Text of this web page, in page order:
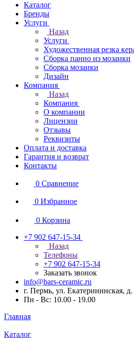
Каталог
Бренды
Услуги
Назад
Услуги
Художественная резка
Сборка панно из мозаики
Сборка мозаики
Дизайн
Компания
Назад
Компания
О компании
Лицензии
Отзывы
Реквизиты
Оплата и доставка
Гарантия и возврат
Контакты
0 Сравнение
0 Избранное
0 Корзина
+7 902 647-15-34
Назад
Телефоны
+7 902 647-15-34
Заказать звонок
info@bars-ceramic.ru
г. Пермь, ул. Екатерининская, д.
Пн - Вс: 10.00 - 19.00
Главная
Каталог